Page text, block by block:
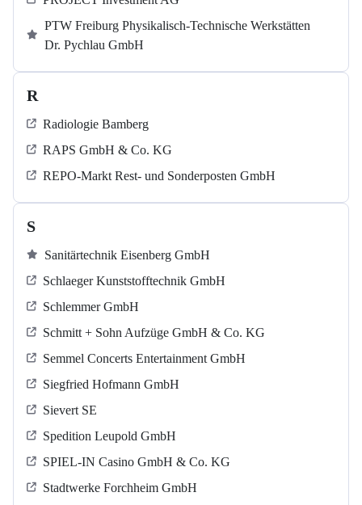
PTW Freiburg Physikalisch-Technische Werkstätten
Dr. Pychlau GmbH
R
Radiologie Bamberg
RAPS GmbH & Co. KG
REPO-Markt Rest- und Sonderposten GmbH
S
Sanitärtechnik Eisenberg GmbH
Schlaeger Kunststofftechnik GmbH
Schlemmer GmbH
Schmitt + Sohn Aufzüge GmbH & Co. KG
Semmel Concerts Entertainment GmbH
Siegfried Hofmann GmbH
Sievert SE
Spedition Leupold GmbH
SPIEL-IN Casino GmbH & Co. KG
Stadtwerke Forchheim GmbH